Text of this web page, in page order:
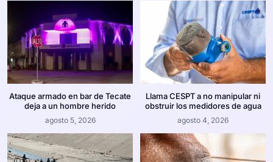
Ataque armado en bar de Tecate
deja a un hombre herido
agosto 5, 2026
Llama CESPT a no manipular ni
obstruir los medidores de agua
agosto 4, 2026